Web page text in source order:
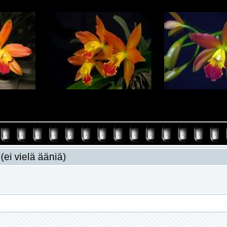
(ei vielä ääniä)